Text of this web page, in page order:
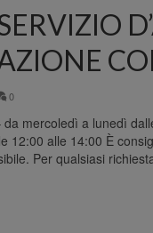
0
da mercoledì a lunedì
12:00 alle 14:00 È
Per qualsiasi